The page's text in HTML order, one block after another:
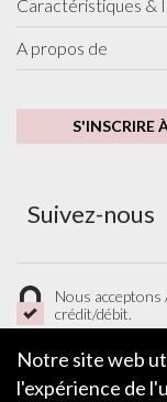
Caractéristiques &
A propos de
S'INSCRIRE
Suivez-nous
Nous acceptons
crédit/débit.
Notre site web
l'expérience de